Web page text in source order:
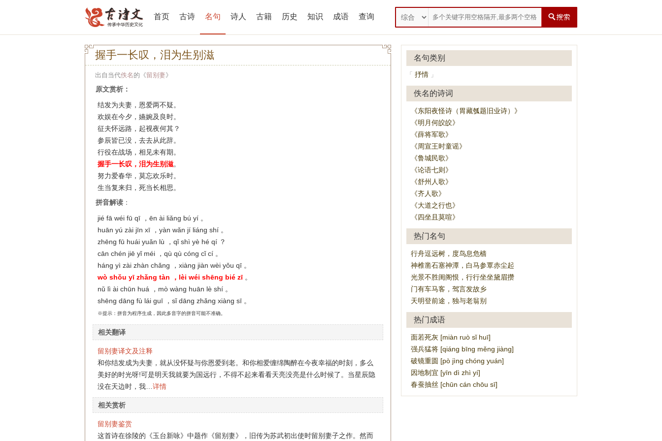
首页 古诗 名句 诗人 古籍 历史 知识 成语 查询
握手一长叹，泪为生别滋
出自当代佚名 的《留别妻》
原文赏析：
结发为夫妻，恩爱两不疑。
欢娱在今夕，嬿婉及良时。
征夫怀远路，起视夜何其？
参辰皆已没，去去从此辞。
行役在战场，相见未有期。
握手一长叹，泪为生别滋。
努力爱春华，莫忘欢乐时。
生当复来归，死当长相思。
拼音解读 ：
jié fā wéi fū qī ，ēn ài liǎng bú yí 。
huān yú zài jīn xī ，yàn wǎn jí liáng shí 。
zhēng fū huái yuǎn lù ，qǐ shì yè hé qí ？
cān chén jiē yǐ méi ，qù qù cóng cǐ cí 。
háng yì zài zhàn chǎng ，xiàng jiàn wèi yǒu qī 。
wò shǒu yī zhǎng tàn ，lèi wéi shēng bié zī 。
nǔ lì ài chūn huá ，mò wàng huān lè shí 。
shēng dāng fù lái guī ，sǐ dāng zhǎng xiàng sī 。
※提示：拼音为程序生成，因此多音字的拼音可能不准确。
相关翻译
留别妻译文及注释
和你结发成为夫妻，就从没怀疑与你恩爱到老。和你相爱缠绵陶醉在今夜幸福的时刻，多么
美好的时光呀!可是明天我就要为国远行，不得不起来看看天亮没亮是什么时候了。当星辰隐
没在天边时，我… 详情
相关赏析
留别妻鉴赏
这首诗在徐陵的《玉台新咏》中题作《留别妻》，旧传为苏武初出使时留别妻子之作。然而
名句类别
「 抒情 」
佚名的诗词
《东阳夜怪诗（胃藏瓠题旧业诗）》
《明月何皎皎》
《薛将军歌》
《周宣王时童谣》
《鲁城民歌》
《论语七则》
《舒州人歌》
《齐人歌》
《大道之行也》
《四坐且莫喧》
热门名句
行舟逗远树，度鸟息危樯
神椎凿石塞神潭，白马参覃赤尘起
光景不胜闺阁恨，行行坐坐黛眉攒
门有车马客，驾言发故乡
天明登前途，独与老翁别
热门成语
面若死灰 [miàn ruò sǐ huī]
强兵猛将 [qiáng bīng měng jiàng]
破镜重圆 [pò jìng chóng yuán]
因地制宜 [yīn dì zhì yí]
春蚕抽丝 [chūn cán chōu sī]